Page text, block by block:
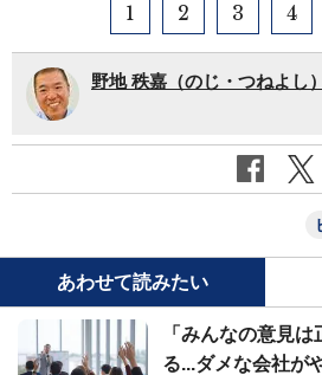
1 2 3 4
野地 秩嘉（のじ・つねよし）
あわせて読みたい
「みんなの意見
る...ダメな会社が